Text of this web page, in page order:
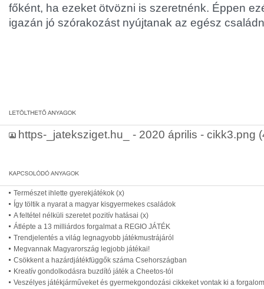
főként, ha ezeket ötvözni is szeretnénk. Éppen
igazán jó szórakozást nyújtanak az egész
https-_jateksziget.hu_ - 2020 április - cikk3.png
Természet ihlette gyerekjátékok (x)
Így töltik a nyarat a magyar kisgyermekes családok
A feltétel nélküli szeretet pozitív hatásai (x)
Átlépte a 13 milliárdos forgalmat a REGIO JÁTÉK
Trendjelentés a világ legnagyobb játékmustrájáról
Megvannak Magyarország legjobb játékai!
Csökkent a hazárdjátékfüggők száma Csehországban
Kreatív gondolkodásra buzdító játék a Cheetos-tól
Veszélyes játékjárműveket és gyermekgondozási cikkeket vontak ki a